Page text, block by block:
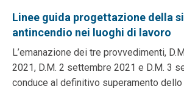
Linee guida progettazione della
antincendio nei luoghi di lavoro
L’emanazione dei tre provvedimenti,
2021, D.M. 2 settembre 2021 e D.M. 3
conduce al definitivo superamento dello